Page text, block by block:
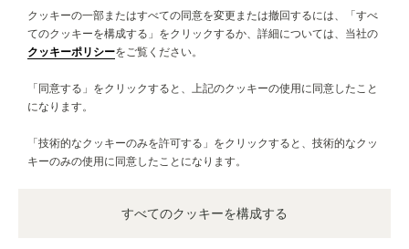
ニュースレターに登録
お問い合わせ
クッキーの一部またはすべての同意を変更または撤回するには、「すべ
てのクッキーを構成する」をクリックするか、詳細については、当社の
クッキーポリシーをご覧ください。
「同意する」をクリックすると、上記のクッキーの使用に同意したこと
になります。
「技術的なクッキーのみを許可する」をクリックすると、技術的なクッ
キーのみの使用に同意したことになります。
すべてのクッキーを構成する